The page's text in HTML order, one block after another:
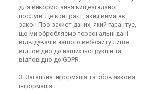
для використання вищезгаданої
послуги. Це контракт, який вимагає
закон Про захист даних, який гарантує,
що ми обробляємо персональні дані
відвідувачів нашого веб-сайту лише
відповідно до наших інструкцій та
відповідно до GDPR.
3. Загальна інформація та обов'язкова
інформація